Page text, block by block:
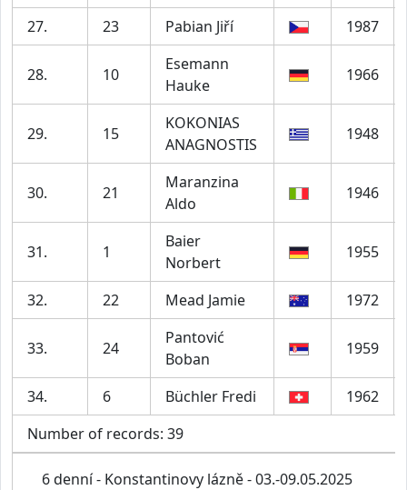
27. 23 Pabian Jiří 1987
28. 10
Esemann
Hauke
1966
29. 15
KOKONIAS
ANAGNOSTIS
1948
30. 21
Maranzina
Aldo
1946
31. 1
Baier
Norbert
1955
32. 22 Mead Jamie 1972
33. 24
Pantović
Boban
1959
34. 6 Büchler Fredi
1962
Number of records: 39
6 denní - Konstantinovy lázně - 03.-09.05.2025